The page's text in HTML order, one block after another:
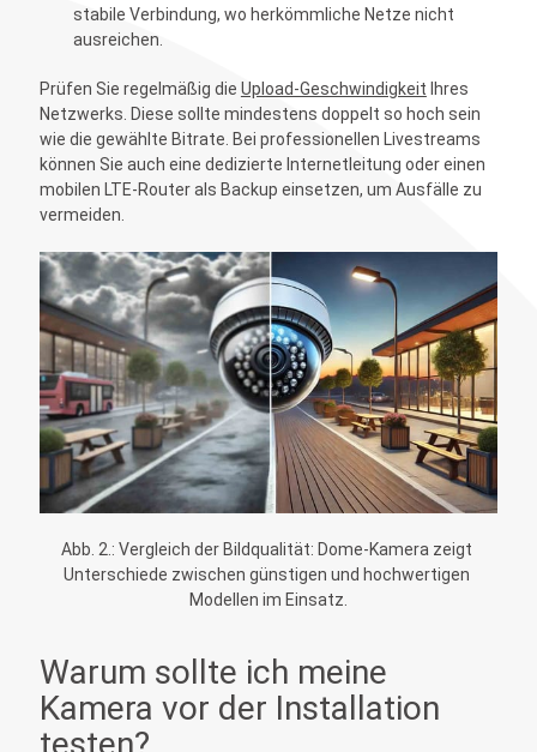
stabile Verbindung, wo herkömmliche Netze nicht
ausreichen.
Prüfen Sie regelmäßig die Upload-Geschwindigkeit Ihres
Netzwerks. Diese sollte mindestens doppelt so hoch sein
wie die gewählte Bitrate. Bei professionellen Livestreams
können Sie auch eine dedizierte Internetleitung oder einen
mobilen LTE-Router als Backup einsetzen, um Ausfälle zu
vermeiden.
Abb. 2.: Vergleich der Bildqualität: Dome-Kamera zeigt
Unterschiede zwischen günstigen und hochwertigen
Modellen im Einsatz.
Warum sollte ich meine
Kamera vor der Installation